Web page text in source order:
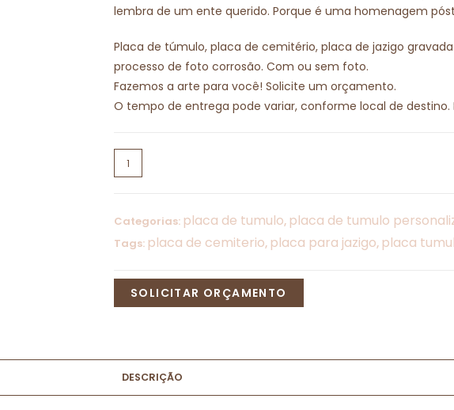
lembra de um ente querido. Porque é uma homenagem
Placa de túmulo, placa de cemitério, placa de jazigo
processo de foto corrosão. Com ou sem foto.
Fazemos a arte para você! Solicite um orçamento.
O tempo de entrega pode variar, conforme local de destino.
Categorias: placa de tumulo, placa de tumulo
Tags: placa de cemiterio, placa para jazigo, placa
SOLICITAR ORÇAMENTO
DESCRIÇÃO